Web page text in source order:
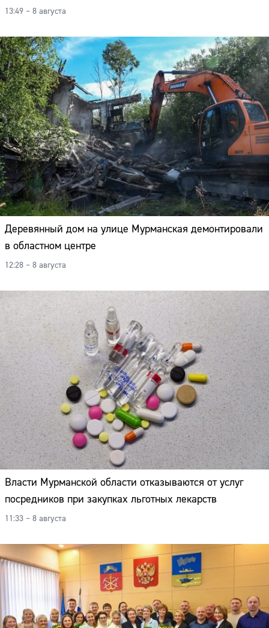
13:49 – 8 августа
Деревянный дом на улице Мурманская демонтировали
в областном центре
12:28 – 8 августа
Власти Мурманской области отказываются от услуг
посредников при закупках льготных лекарств
11:33 – 8 августа